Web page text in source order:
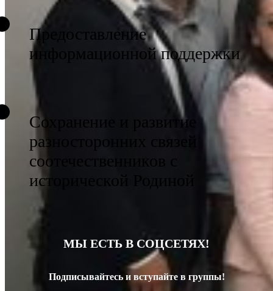
Предоставление
информационной поддержки
Сохранение и развитие
разносторонних связей
соотечественников с
исторической Родиной
МЫ ЕСТЬ В СОЦСЕТЯХ!
Подписывайтесь и вступайте в группы!